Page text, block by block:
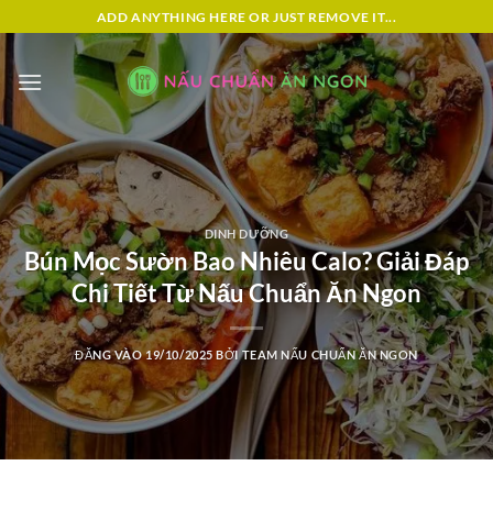
qua
nội
dung
ADD ANYTHING HERE OR JUST REMOVE IT...
DINH DƯỠNG
Bún Mọc Sườn Bao Nhiêu Calo? Giải Đáp
Chi Tiết Từ Nấu Chuẩn Ăn Ngon
ĐĂNG VÀO19/10/2025 BỞITEAM NẤU CHUẨN ĂN NGON